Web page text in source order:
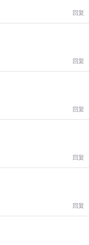
回复
回复
回复
回复
回复